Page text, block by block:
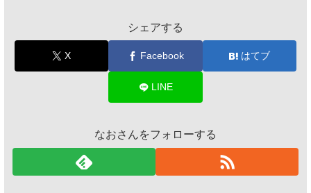
シェアする
X Facebook はてブ
LINE
なおさんをフォローする